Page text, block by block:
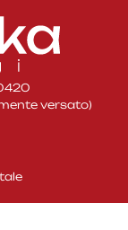
versato)